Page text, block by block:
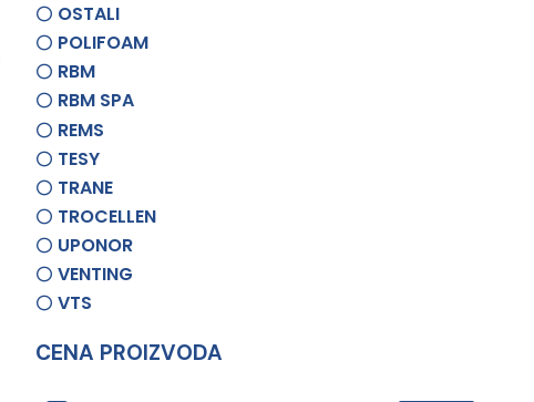
OSTALI
POLIFOAM
RBM
RBM SPA
REMS
TESY
TRANE
TROCELLEN
UPONOR
VENTING
VTS
CENA PROIZVODA